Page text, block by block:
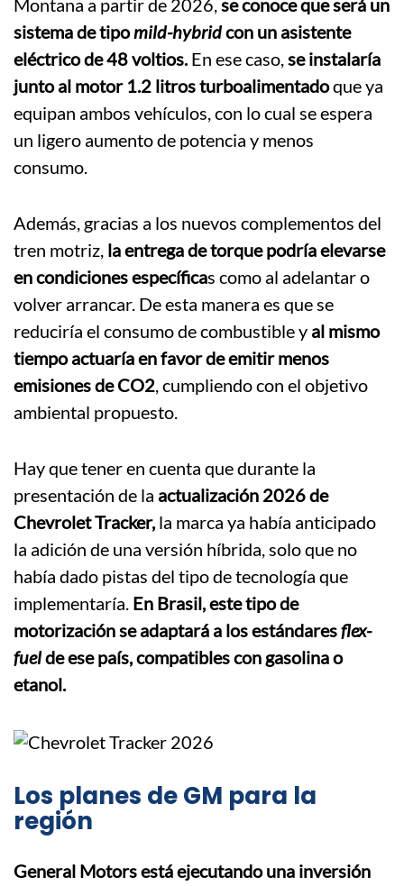
sistema de tipomild-hybridcon un asistente
eléctrico de 48 voltios. En ese caso, se instalaría
junto al motor 1.2 litros turboalimentadoque ya
equipan ambos vehículos, con lo cual se espera
un ligero aumento de potencia y menos
consumo.
Además, gracias a los nuevos complementos del
tren motriz, la entrega de torque podría elevarse
en condiciones específicas como al adelantar o
volver arrancar. De esta manera es que se
reduciría el consumo de combustible y al mismo
tiempo actuaría en favor de emitir menos
emisiones de CO2 , cumpliendo con el objetivo
ambiental propuesto.
Hay que tener en cuenta que durante la
presentación de la actualización 2026 de
Chevrolet Tracker, la marca ya había anticipado
la adición de una versión híbrida, solo que no
había dado pistas del tipo de tecnología que
implementaría. En Brasil, este tipo de
motorización se adaptará a los estándaresflex-
fuelde ese país, compatibles con gasolina o
etanol.
Los planes de GM para la
región
General Motors está ejecutando una inversión